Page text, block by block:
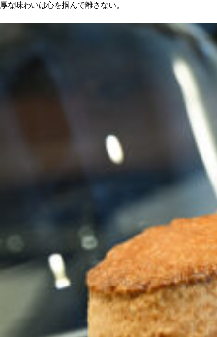
厚な味わいは心を掴んで離さない。